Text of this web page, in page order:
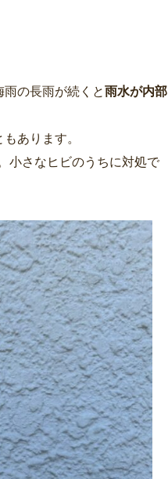
の長雨が続くと雨水が内部
あります。
小さなヒビのうちに対処で